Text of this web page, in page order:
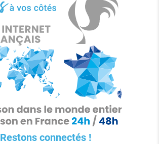
Restons connectés !